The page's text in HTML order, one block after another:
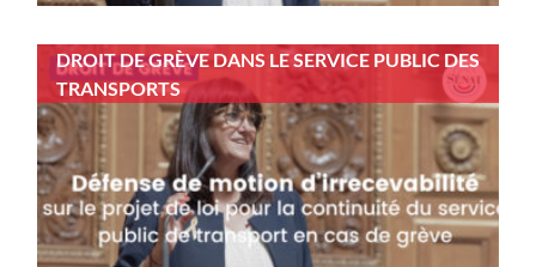
DROIT DE GRÈVE DANS LE SERVICE PUBLIC DES
TRANSPORTS